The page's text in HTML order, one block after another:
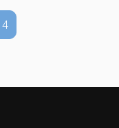
4